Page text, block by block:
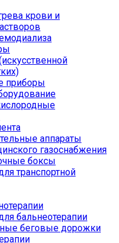
крови и
приборы
аппараты
газоснабжения
боксы
транспортной
бальнеотерапии
беговые дорожки